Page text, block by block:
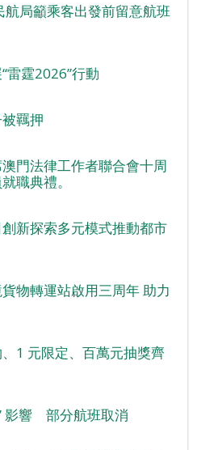
局籲乘客出發前留意航班
雷霆2026”行動
羈押
門法律工作者聯合會十周
職典禮。
新探索多元模式推動都市
物轉運站啟用三周年 助力
1 元限定、百萬元抽獎齊
影響 部分航班取消